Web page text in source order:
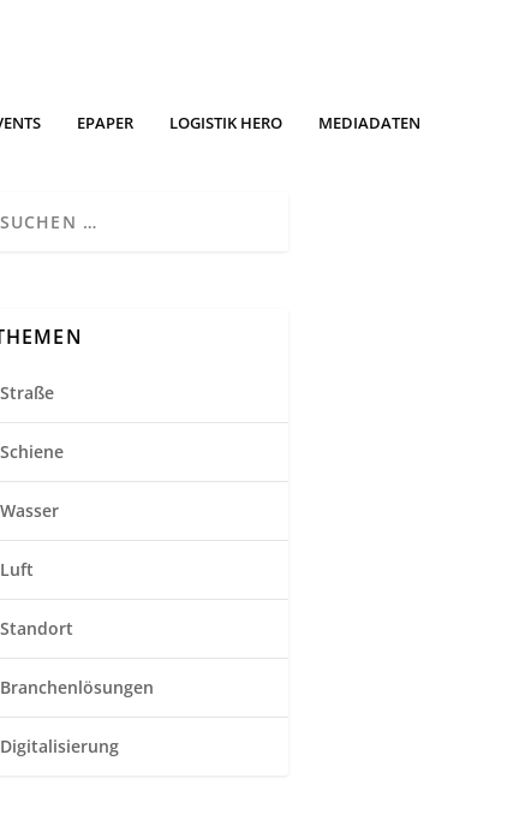
EPAPER LOGISTIK HERO MEDIADATEN
Straße
Schiene
Wasser
Luft
Standort
Branchenlösungen
Digitalisierung